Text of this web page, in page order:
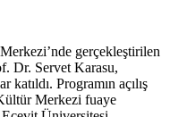
gerçekleştirilen
Dr. Servet Karasu,
Programın açılış
Merkezi fuaye